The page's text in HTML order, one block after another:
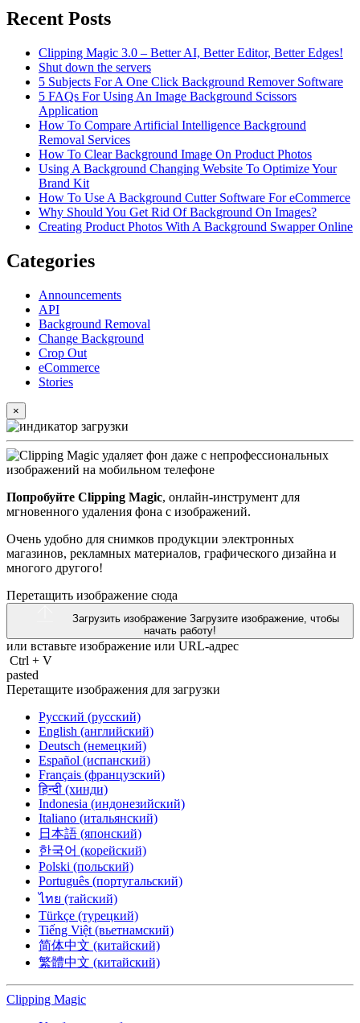
Recent Posts
Clipping Magic 3.0 – Better AI, Better Editor, Better Edges!
Shut down the servers
5 Subjects For A One Click Background Remover Software
5 FAQs For Using An Image Background Scissors
Application
How To Compare Artificial Intelligence Background
Removal Services
How To Clear Background Image On Product Photos
Using A Background Changing Website To Optimize Your
Brand Kit
How To Use A Background Cutter Software For eCommerce
Why Should You Get Rid Of Background On Images?
Creating Product Photos With A Background Swapper Online
Categories
Announcements
API
Background Removal
Change Background
Crop Out
eCommerce
Stories
×
Попробуйте Clipping Magic, онлайн-инструмент для
мгновенного удаления фона с изображений.
Очень удобно для снимков продукции электронных
магазинов, рекламных материалов, графического дизайна и
многого другого!
Перетащить изображение сюда
Загрузить изображение Загрузите изображение, чтобы
начать работу!
или вставьте изображение или URL-адрес
Ctrl + V
pasted
Перетащите изображения для загрузки
Русский (русский)
English (английский)
Deutsch (немецкий)
Español (испанский)
Français (французский)
हिन्दी (хинди)
Indonesia (индонезийский)
Italiano (итальянский)
日本語 (японский)
한국어 (корейский)
Polski (польский)
Português (португальский)
ไทย (тайский)
Türkçe (турецкий)
Tiếng Việt (вьетнамский)
简体中文 (китайский)
繁體中文 (китайский)
Clipping Magic